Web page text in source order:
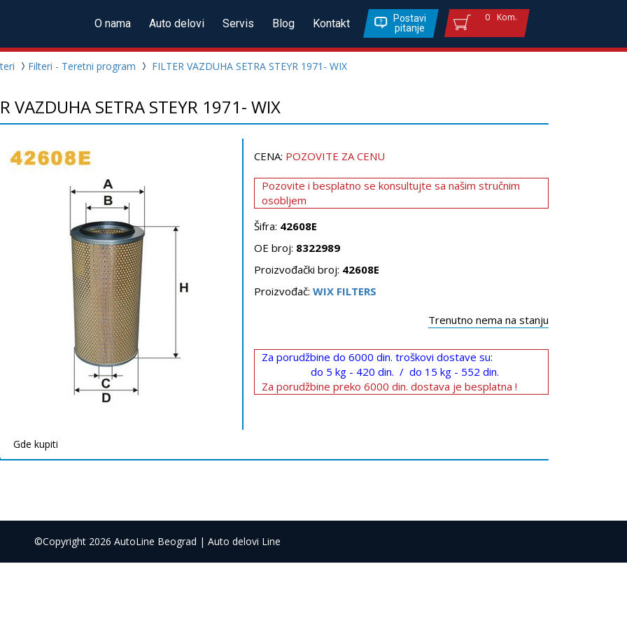
O nama Auto delovi Servis Blog Kontakt
Postavi
pitanje
0 Kom.
Filteri - Teretni program FILTER VAZDUHA SETRA STEYR 1971- WIX
VAZDUHA SETRA STEYR 1971- WIX
CENA: POZOVITE ZA CENU
Pozovite i besplatno se konsultujte sa našim stručnim
osobljem
Šifra: 42608E
OE broj: 8322989
Proizvođački broj: 42608E
Proizvođač: WIX FILTERS
Trenutno nema na stanju
Za porudžbine do 6000 din. troškovi dostave su:
do 5 kg - 420 din. / do 15 kg - 552 din.
Za porudžbine preko 6000 din. dostava je besplatna !
Gde kupiti
©Copyright 2026 AutoLine Beograd | Auto delovi Line